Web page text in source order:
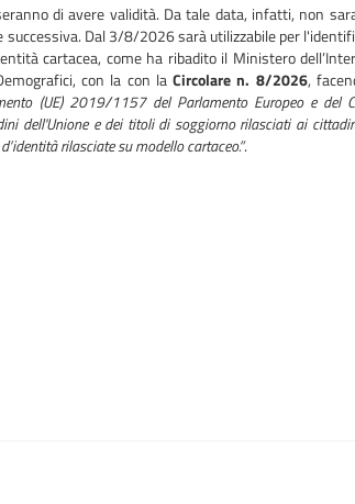
di avere validità. Da tale data, infatti, non
Dal 3/8/2026 sarà utilizzabile per
cartacea, come ha ribadito il Ministero
con la con la Circolare n. 8/2026,
(UE) 2019/1157 del Parlamento Europeo e
dell'Unione e dei titoli di soggiorno rilasciati ai
rilasciate su modello cartaceo.”.